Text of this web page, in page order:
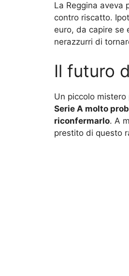
La Reggina aveva
contro riscatto.
euro, da capire se
nerazzurri di
Il futuro
Un piccolo
Serie A molto
riconfermarlo. A
prestito di questo